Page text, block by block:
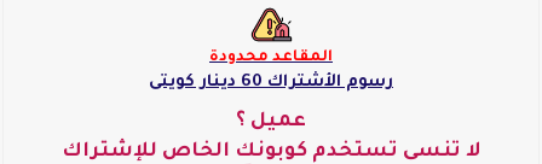
المقاعد محدودة
رسوم الأشتراك 60 دينار كويتى
عميل ؟
لا تنسى تستخدم كوبونك الخاص للإشتراك